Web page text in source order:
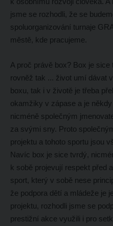
jsme se rozhodli, že se
spoluorganizování turnaje
městě, kde pracujeme.
A proč právě box? Box je
rovněž tak ... život umí dávat
boxu, tak i v životě je třeba
okamžiky v zápase a je
nicméně společným
za svými sny. Proto
projektu a tohoto sportu jsou
Navíc box je sice tvrdý,
k sobě projevují respekt před
sport, který v sobě nese
že podpora dětí a mládeže je
projektu, rozhodli jsme se
prestižní akce využili i pro